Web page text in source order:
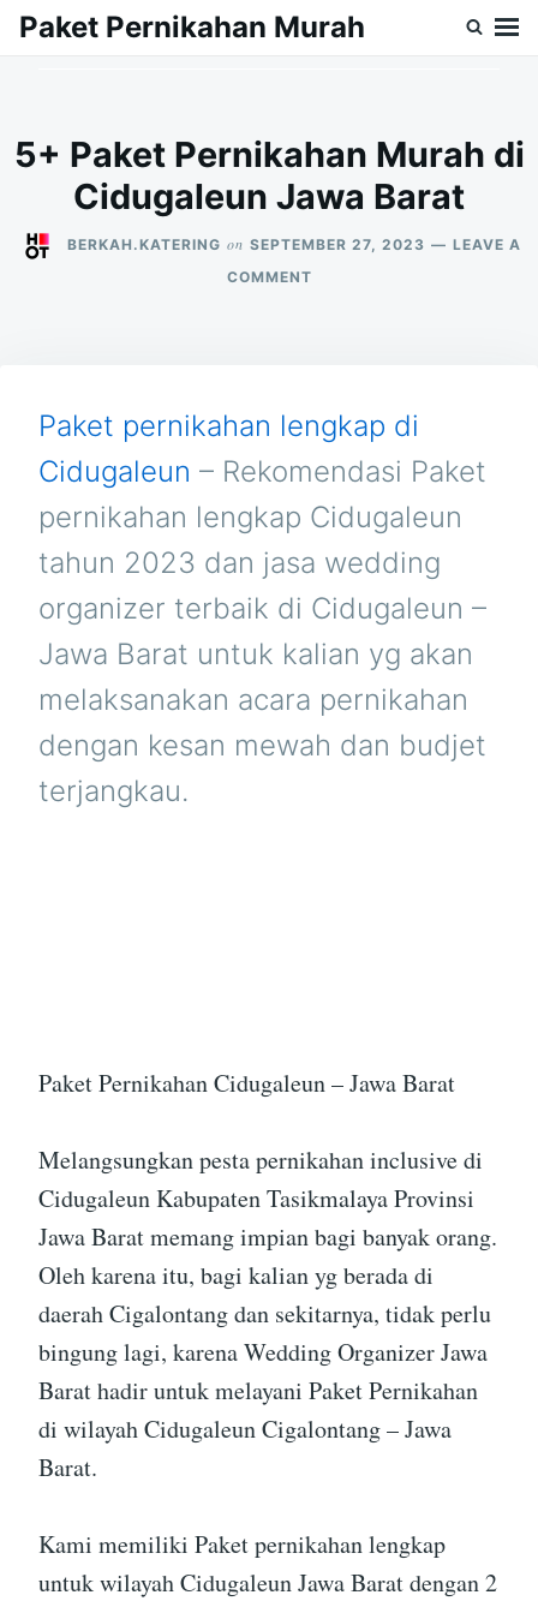
SkipSearch
Paket Pernikahan Murah
5+ Paket Pernikahan Murah di
Cidugaleun Jawa Barat
BERKAH.KATERING on SEPTEMBER 27, 2023
LEAVE A
COMMENTON
CIDUGALEUN
JAWA
BARAT
Paket pernikahan lengkap di
Cidugaleun – Rekomendasi Paket
pernikahan lengkap Cidugaleun
tahun 2023 dan jasa wedding
organizer terbaik di Cidugaleun –
Jawa Barat untuk kalian yg akan
melaksanakan acara pernikahan
dengan kesan mewah dan budjet
terjangkau.
Paket Pernikahan Cidugaleun – Jawa Barat
Melangsungkan pesta pernikahan inclusive di
Cidugaleun Kabupaten Tasikmalaya Provinsi
Jawa Barat memang impian bagi banyak orang.
Oleh karena itu, bagi kalian yg berada di
daerah Cigalontang dan sekitarnya, tidak perlu
bingung lagi, karena Wedding Organizer Jawa
Barat hadir untuk melayani Paket Pernikahan
di wilayah Cidugaleun Cigalontang – Jawa
Barat.
Kami memiliki Paket pernikahan lengkap
untuk wilayah Cidugaleun Jawa Barat dengan 2